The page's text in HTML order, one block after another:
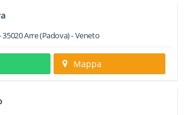
35020Arre(Padova) -Veneto
Mappa